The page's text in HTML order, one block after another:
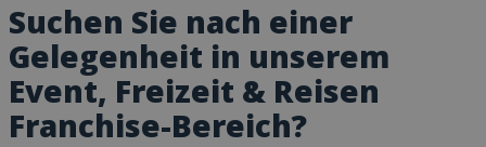
Suchen Sie nach einer
Gelegenheit in unserem
Event, Freizeit & Reisen
Franchise-Bereich?